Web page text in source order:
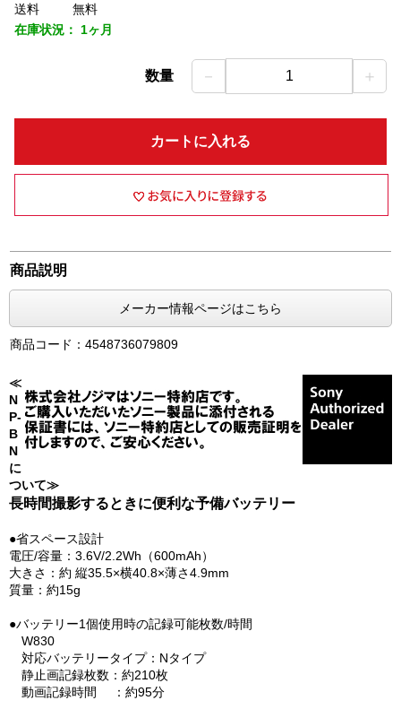
送料
無料
在庫状況： 1ヶ月
数量 － 1 ＋
カートに入れる
商品説明
メーカー情報ページはこちら
商品コード：4548736079809
≪
N
P-
B
N
に
ついて≫
長時間撮影するときに便利な予備バッテリー
●省スペース設計
電圧/容量：3.6V/2.2Wh（600mAh）
大きさ：約 縦35.5×横40.8×薄さ4.9mm
質量：約15g
●バッテリー1個使用時の記録可能枚数/時間
W830
対応バッテリータイプ：Nタイプ
静止画記録枚数：約210枚
動画記録時間 ：約95分